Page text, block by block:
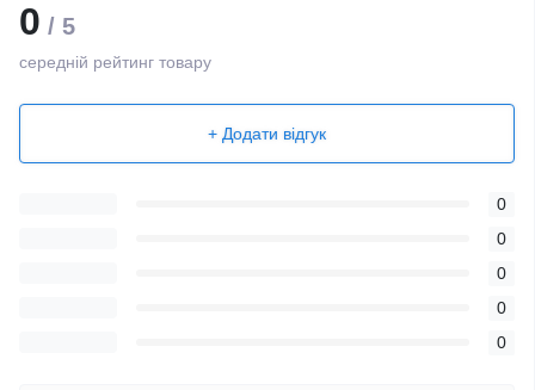
0 / 5
середній рейтинг товару
+ Додати відгук
0
0
0
0
0